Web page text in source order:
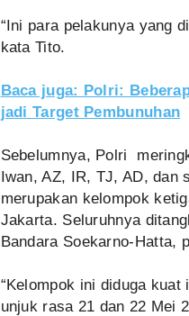
“Ini para pelakunya yang
kata Tito.
Baca juga: Polri:
jadi Target Pembunuhan
Sebelumnya, Polri
Iwan, AZ, IR, TJ, AD, dan
merupakan kelompok
Jakarta. Seluruhnya
Bandara Soekarno-Hatta,
“Kelompok ini diduga
unjuk rasa 21 dan 22 Mei